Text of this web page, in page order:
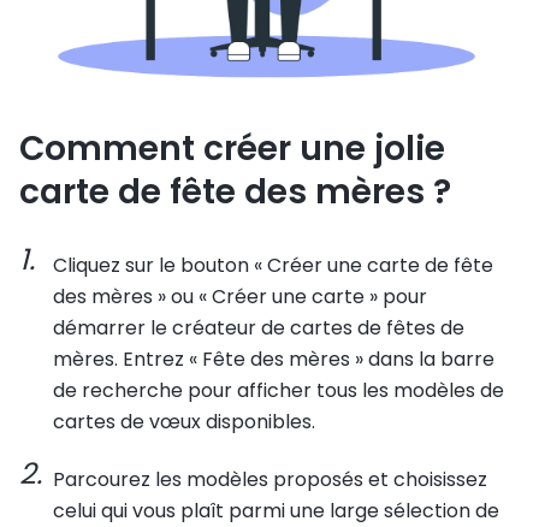
Comment créer une jolie
carte de fête des mères ?
Cliquez sur le bouton « Créer une carte de fête
des mères » ou « Créer une carte » pour
démarrer le créateur de cartes de fêtes de
mères. Entrez « Fête des mères » dans la barre
de recherche pour afficher tous les modèles de
cartes de vœux disponibles.
Parcourez les modèles proposés et choisissez
celui qui vous plaît parmi une large sélection de